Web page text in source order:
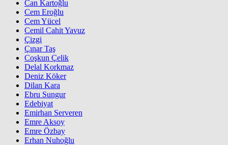
Can Kartoğlu
Cem Eroğlu
Cem Yücel
Cemil Cahit Yavuz
Çizgi
Çınar Taş
Coşkun Çelik
Delal Korkmaz
Deniz Köker
Dilan Kara
Ebru Sungur
Edebiyat
Emirhan Serveren
Emre Aksoy
Emre Özbay
Erhan Nuhoğlu